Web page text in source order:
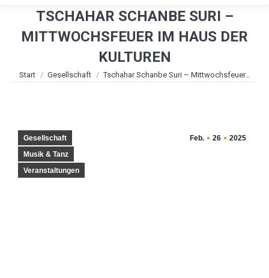
TSCHAHAR SCHANBE SURI –
MITTWOCHSFEUER IM HAUS DER
KULTUREN
Sie befinden sich hier:
Start Gesellschaft Tschahar Schanbe Suri – Mittwochsfeuer…
Feb. 26 2025
Gesellschaft
Musik & Tanz
Veranstaltungen